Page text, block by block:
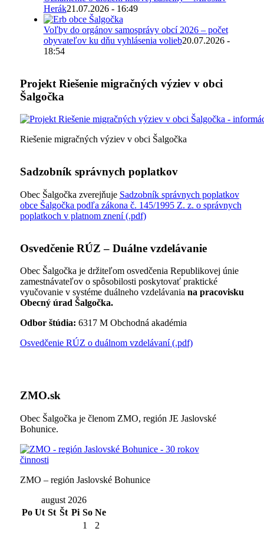
Herák21.07.2026 - 16:49
Voľby do orgánov samosprávy obcí 2026 – počet
obyvateľov ku dňu vyhlásenia volieb20.07.2026 -
18:54
Projekt Riešenie migračných výziev v obci
Šalgočka
Riešenie migračných výziev v obci Šalgočka
Sadzobník správnych poplatkov
Obec Šalgočka zverejňuje Sadzobník správnych poplatkov
obce Šalgočka podľa zákona č. 145/1995 Z. z. o správnych
poplatkoch v platnom znení (.pdf)
Osvedčenie RÚZ – Duálne vzdelávanie
Obec Šalgočka je držiteľom osvedčenia Republikovej únie
zamestnávateľov o spôsobilosti poskytovať praktické
vyučovanie v systéme duálneho vzdelávania na pracovisku
Obecný úrad Šalgočka.
Odbor štúdia: 6317 M Obchodná akadémia
Osvedčenie RÚZ o duálnom vzdelávaní (.pdf)
ZMO.sk
Obec Šalgočka je členom ZMO, región JE Jaslovské
Bohunice.
ZMO – región Jaslovské Bohunice
august 2026
Po Ut St Št Pi So Ne
1
2